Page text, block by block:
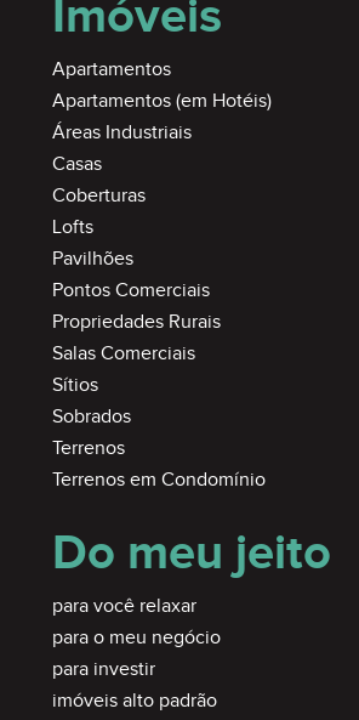
Imóveis
Apartamentos
Apartamentos (em Hotéis)
Áreas Industriais
Casas
Coberturas
Lofts
Pavilhões
Pontos Comerciais
Propriedades Rurais
Salas Comerciais
Sítios
Sobrados
Terrenos
Terrenos em Condomínio
Do meu jeito
para você relaxar
para o meu negócio
para investir
imóveis alto padrão